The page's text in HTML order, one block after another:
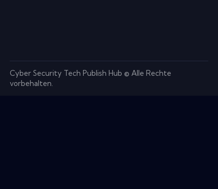
Cyber ​​Security Tech Publish Hub © Alle Rechte
vorbehalten.